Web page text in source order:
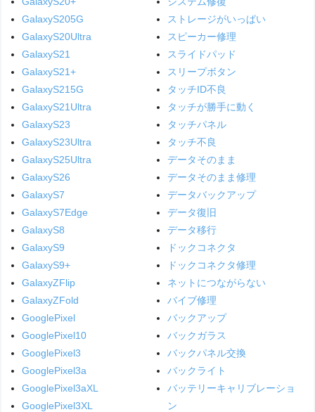
GalaxyS205G
GalaxyS20Ultra
GalaxyS21
GalaxyS21+
GalaxyS215G
GalaxyS21Ultra
GalaxyS23
GalaxyS23Ultra
GalaxyS25Ultra
GalaxyS26
GalaxyS7
GalaxyS7Edge
GalaxyS8
GalaxyS9
GalaxyS9+
GalaxyZFlip
GalaxyZFold
GooglePixel
GooglePixel10
GooglePixel3
GooglePixel3a
GooglePixel3aXL
GooglePixel3XL
ストレージがいっぱい
スピーカー修理
スライドパッド
スリープボタン
タッチID不良
タッチが勝手に動く
タッチパネル
タッチ不良
データそのまま
データそのまま修理
データバックアップ
データ復旧
データ移行
ドックコネクタ
ドックコネクタ修理
ネットにつながらない
バイブ修理
バックアップ
バックガラス
バックパネル交換
バックライト
バッテリーキャリブレーショ
ン